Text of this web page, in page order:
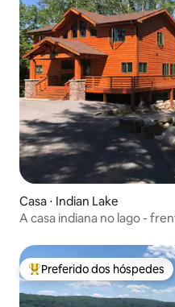
Casa ⋅ Indian Lake
A casa indiana no lago -
Entre os melhores
Preferido dos hóspedes